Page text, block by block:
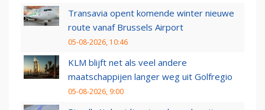
Transavia opent komende winter nieuwe
route vanaf Brussels Airport
05-08-2026, 10:46
KLM blijft net als veel andere
maatschappijen langer weg uit Golfregio
05-08-2026, 9:00